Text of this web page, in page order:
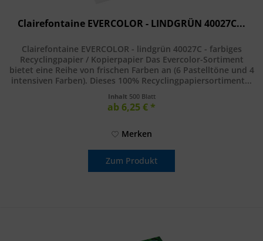
Clairefontaine EVERCOLOR - LINDGRÜN 40027C...
Clairefontaine EVERCOLOR - lindgrün 40027C - farbiges
Recyclingpapier / Kopierpapier Das Evercolor-Sortiment
bietet eine Reihe von frischen Farben an (6 Pastelltöne und 4
intensiven Farben). Dieses 100% Recyclingpapiersortiment...
Inhalt 500 Blatt
ab 6,25 € *
Merken
Zum Produkt